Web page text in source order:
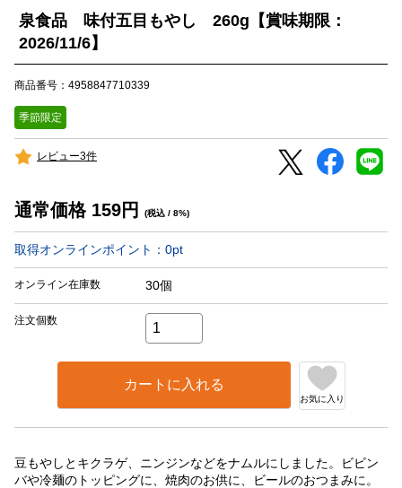
泉食品 味付五目もやし 260g【賞味期限：
2026/11/6】
商品番号：4958847710339
季節限定
レビュー3件
通常価格 159円 (税込 / 8%)
取得オンラインポイント： 0pt
オンライン在庫数 30個
注文個数
カートに入れる
お気に入り
豆もやしとキクラゲ、ニンジンなどをナムルにしました。ビビン
バや冷麺のトッピングに、焼肉のお供に、ビールのおつまみに。